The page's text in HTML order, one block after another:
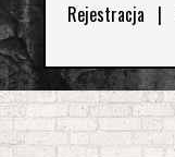
Rejestracja |